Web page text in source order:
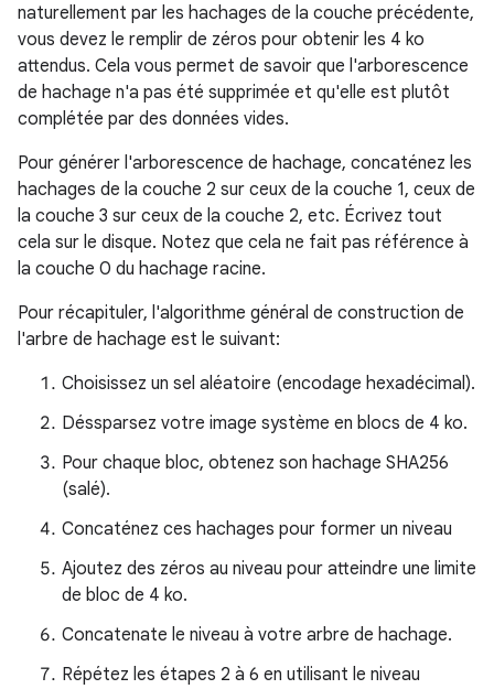
naturellement par les hachages de la couche précédente,
vous devez le remplir de zéros pour obtenir les 4 ko
attendus. Cela vous permet de savoir que l'arborescence
de hachage n'a pas été supprimée et qu'elle est plutôt
complétée par des données vides.
Pour générer l'arborescence de hachage, concaténez les
hachages de la couche 2 sur ceux de la couche 1, ceux de
la couche 3 sur ceux de la couche 2, etc. Écrivez tout
cela sur le disque. Notez que cela ne fait pas référence à
la couche 0 du hachage racine.
Pour récapituler, l'algorithme général de construction de
l'arbre de hachage est le suivant:
Choisissez un sel aléatoire (encodage hexadécimal).
Déssparsez votre image système en blocs de 4 ko.
Pour chaque bloc, obtenez son hachage SHA256
(salé).
Concaténez ces hachages pour former un niveau
Ajoutez des zéros au niveau pour atteindre une limite
de bloc de 4 ko.
Concatenate le niveau à votre arbre de hachage.
Répétez les étapes 2 à 6 en utilisant le niveau